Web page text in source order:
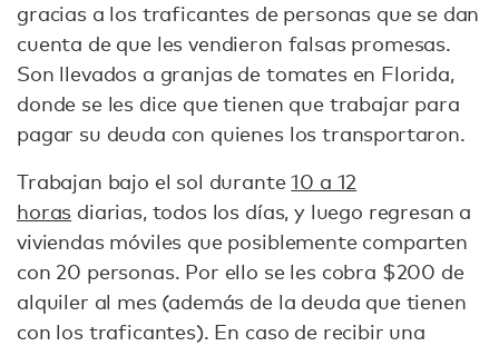
gracias a los traficantes de personas que se dan
cuenta de que les vendieron falsas promesas.
Son llevados a granjas de tomates en Florida,
donde se les dice que tienen que trabajar para
pagar su deuda con quienes los transportaron.
Trabajan bajo el sol durante10 a 12
horas diarias, todos los días, y luego regresan a
viviendas móviles que posiblemente comparten
con 20 personas. Por ello se les cobra $200 de
alquiler al mes (además de la deuda que tienen
con los traficantes). En caso de recibir una